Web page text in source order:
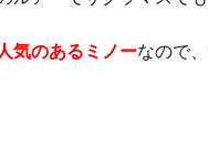
気のあるミノーなので